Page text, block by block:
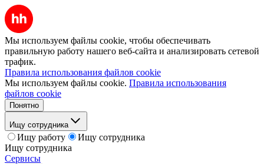
Мы используем файлы cookie, чтобы обеспечивать
правильную работу нашего веб-сайта и анализировать сетевой
трафик.
Правила использования файлов cookie
Мы используем файлы cookie. Правила использования
файлов cookie
Понятно
Ищу сотрудника
Ищу работу
Ищу сотрудника
Ищу сотрудника
Сервисы